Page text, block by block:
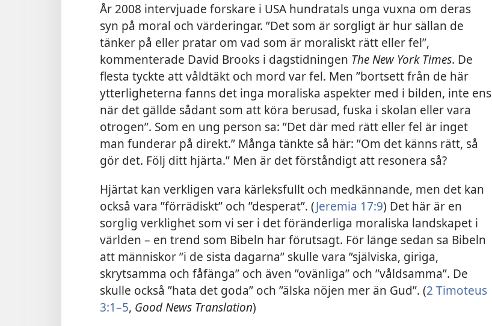
År 2008 intervjuade forskare i USA hundratals unga vuxna om deras
syn på moral och värderingar. ”Det som är sorgligt är hur sällan de
tänker på eller pratar om vad som är moraliskt rätt eller fel”,
kommenterade David Brooks i dagstidningen The New York Times. De
flesta tyckte att våldtäkt och mord var fel. Men ”bortsett från de här
ytterligheterna fanns det inga moraliska aspekter med i bilden, inte ens
när det gällde sådant som att köra berusad, fuska i skolan eller vara
otrogen”. Som en ung person sa: ”Det där med rätt eller fel är inget
man funderar på direkt.” Många tänkte så här: ”Om det känns rätt, så
gör det. Följ ditt hjärta.” Men är det förståndigt att resonera så?
Hjärtat kan verkligen vara kärleksfullt och medkännande, men det kan
också vara ”förrädiskt” och ”desperat”. (Jeremia 17:9) Det här är en
sorglig verklighet som vi ser i det föränderliga moraliska landskapet i
världen – en trend som Bibeln har förutsagt. För länge sedan sa Bibeln
att människor ”i de sista dagarna” skulle vara ”själviska, giriga,
skrytsamma och fåfänga” och även ”ovänliga” och ”våldsamma”. De
skulle också ”hata det goda” och ”älska nöjen mer än Gud”. (2 Timoteus
3:1–5, Good News Translation)